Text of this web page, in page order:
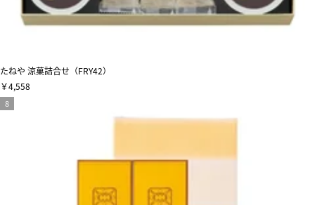
たねや 涼菓詰合せ（FRY42）
￥4,558